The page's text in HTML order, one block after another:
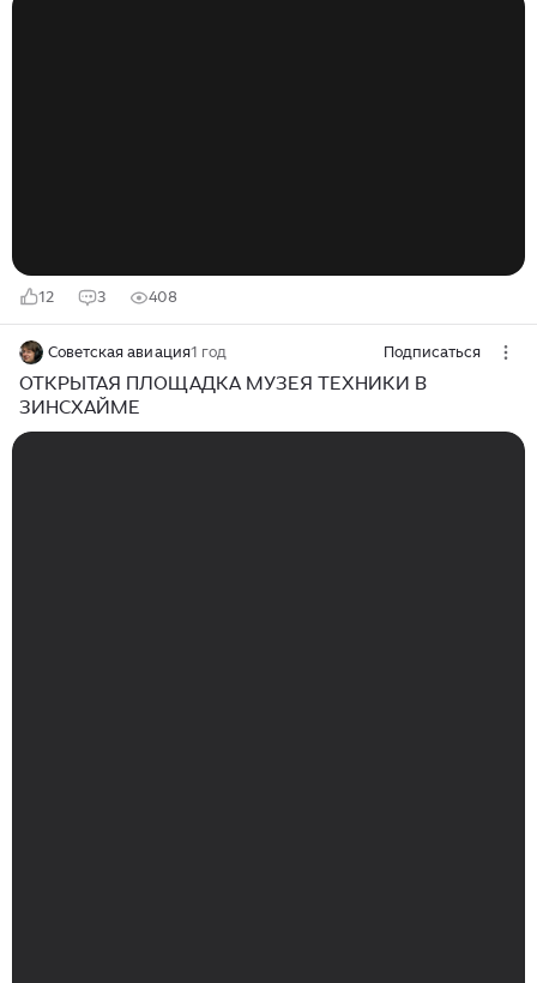
12 3 408
Советская авиация1 год Подписаться
ОТКРЫТАЯ ПЛОЩАДКА МУЗЕЯ ТЕХНИКИ В
ЗИНСХАЙМЕ